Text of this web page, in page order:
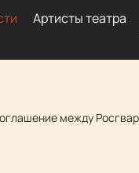
Артисты театра
между